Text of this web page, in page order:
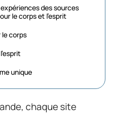
des sources
le corps et l’esprit
le corps
unique
chaque site